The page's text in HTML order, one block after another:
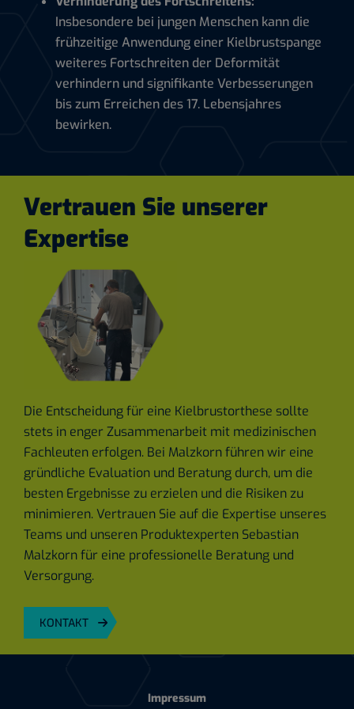
Insbesondere bei jungen Menschen kann die
frühzeitige Anwendung einer Kielbrustspange
weiteres Fortschreiten der Deformität
verhindern und signifikante Verbesserungen
bis zum Erreichen des 17. Lebensjahres
bewirken.
Vertrauen Sie unserer
Expertise
Die Entscheidung für eine Kielbrustorthese sollte
stets in enger Zusammenarbeit mit medizinischen
Fachleuten erfolgen. Bei Malzkorn führen wir eine
gründliche Evaluation und Beratung durch, um die
besten Ergebnisse zu erzielen und die Risiken zu
minimieren. Vertrauen Sie auf die Expertise unseres
Teams und unseren Produktexperten Sebastian
Malzkorn für eine professionelle Beratung und
Versorgung.
KONTAKT
Impressum